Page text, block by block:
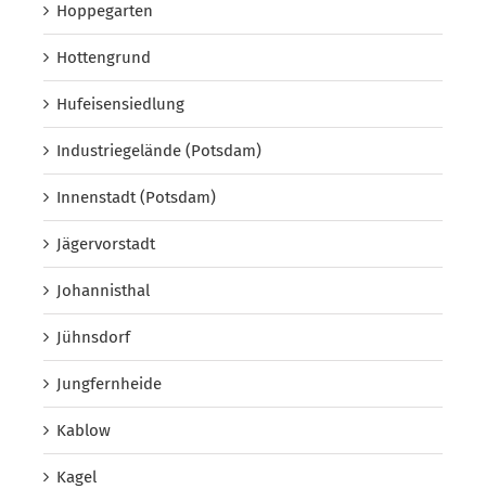
Hoppegarten
Hottengrund
Hufeisensiedlung
Industriegelände (Potsdam)
Innenstadt (Potsdam)
Jägervorstadt
Johannisthal
Jühnsdorf
Jungfernheide
Kablow
Kagel